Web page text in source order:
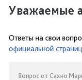
Уважаемые
Ответы на свои
официальной
Вопрос от Сахно